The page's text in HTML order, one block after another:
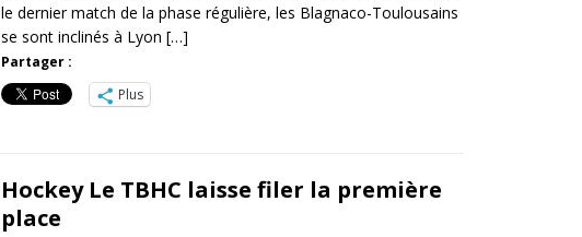
le dernier match de la phase régulière, les Blagnaco-Toulousains
se sont inclinés à Lyon […]
Partager :
Plus
Hockey Le TBHC laisse filer la première
place